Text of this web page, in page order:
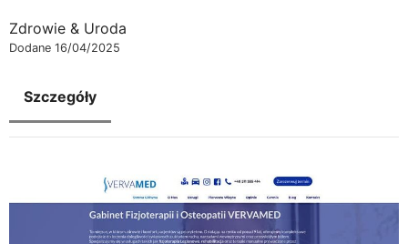
Zdrowie & Uroda
Dodane 16/04/2025
Szczegóły